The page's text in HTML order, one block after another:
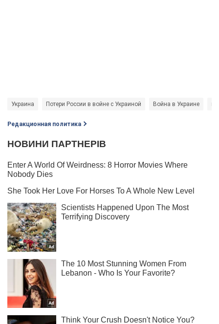
Украина Потери России в войне с Украиной Война в Украине
Редакционная политика